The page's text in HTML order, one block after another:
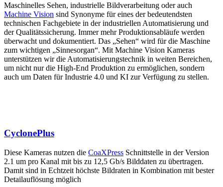
Maschinelles Sehen, industrielle Bildverarbeitung oder auch
Machine Vision sind Synonyme für eines der bedeutendsten
technischen Fachgebiete in der industriellen Automatisierung und
der Qualitätssicherung. Immer mehr Produktionsabläufe werden
überwacht und dokumentiert. Das „Sehen“ wird für die Maschine
zum wichtigen „Sinnesorgan“. Mit Machine Vision Kameras
unterstützen wir die Automatisierungstechnik in weiten Bereichen,
um nicht nur die High-End Produktion zu ermöglichen, sondern
auch um Daten für Industrie 4.0 und KI zur Verfügung zu stellen.
CyclonePlus
Diese Kameras nutzen die CoaXPress Schnittstelle in der Version
2.1 um pro Kanal mit bis zu 12,5 Gb/s Bilddaten zu übertragen.
Damit sind in Echtzeit höchste Bildraten in Kombination mit bester
Detailauflösung möglich